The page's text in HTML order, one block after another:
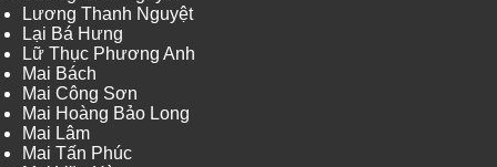
Lương Thanh Nguyệt
Lại Bá Hưng
Lữ Thục Phương Anh
Mai Bách
Mai Công Sơn
Mai Hoàng Bảo Long
Mai Lâm
Mai Tấn Phúc